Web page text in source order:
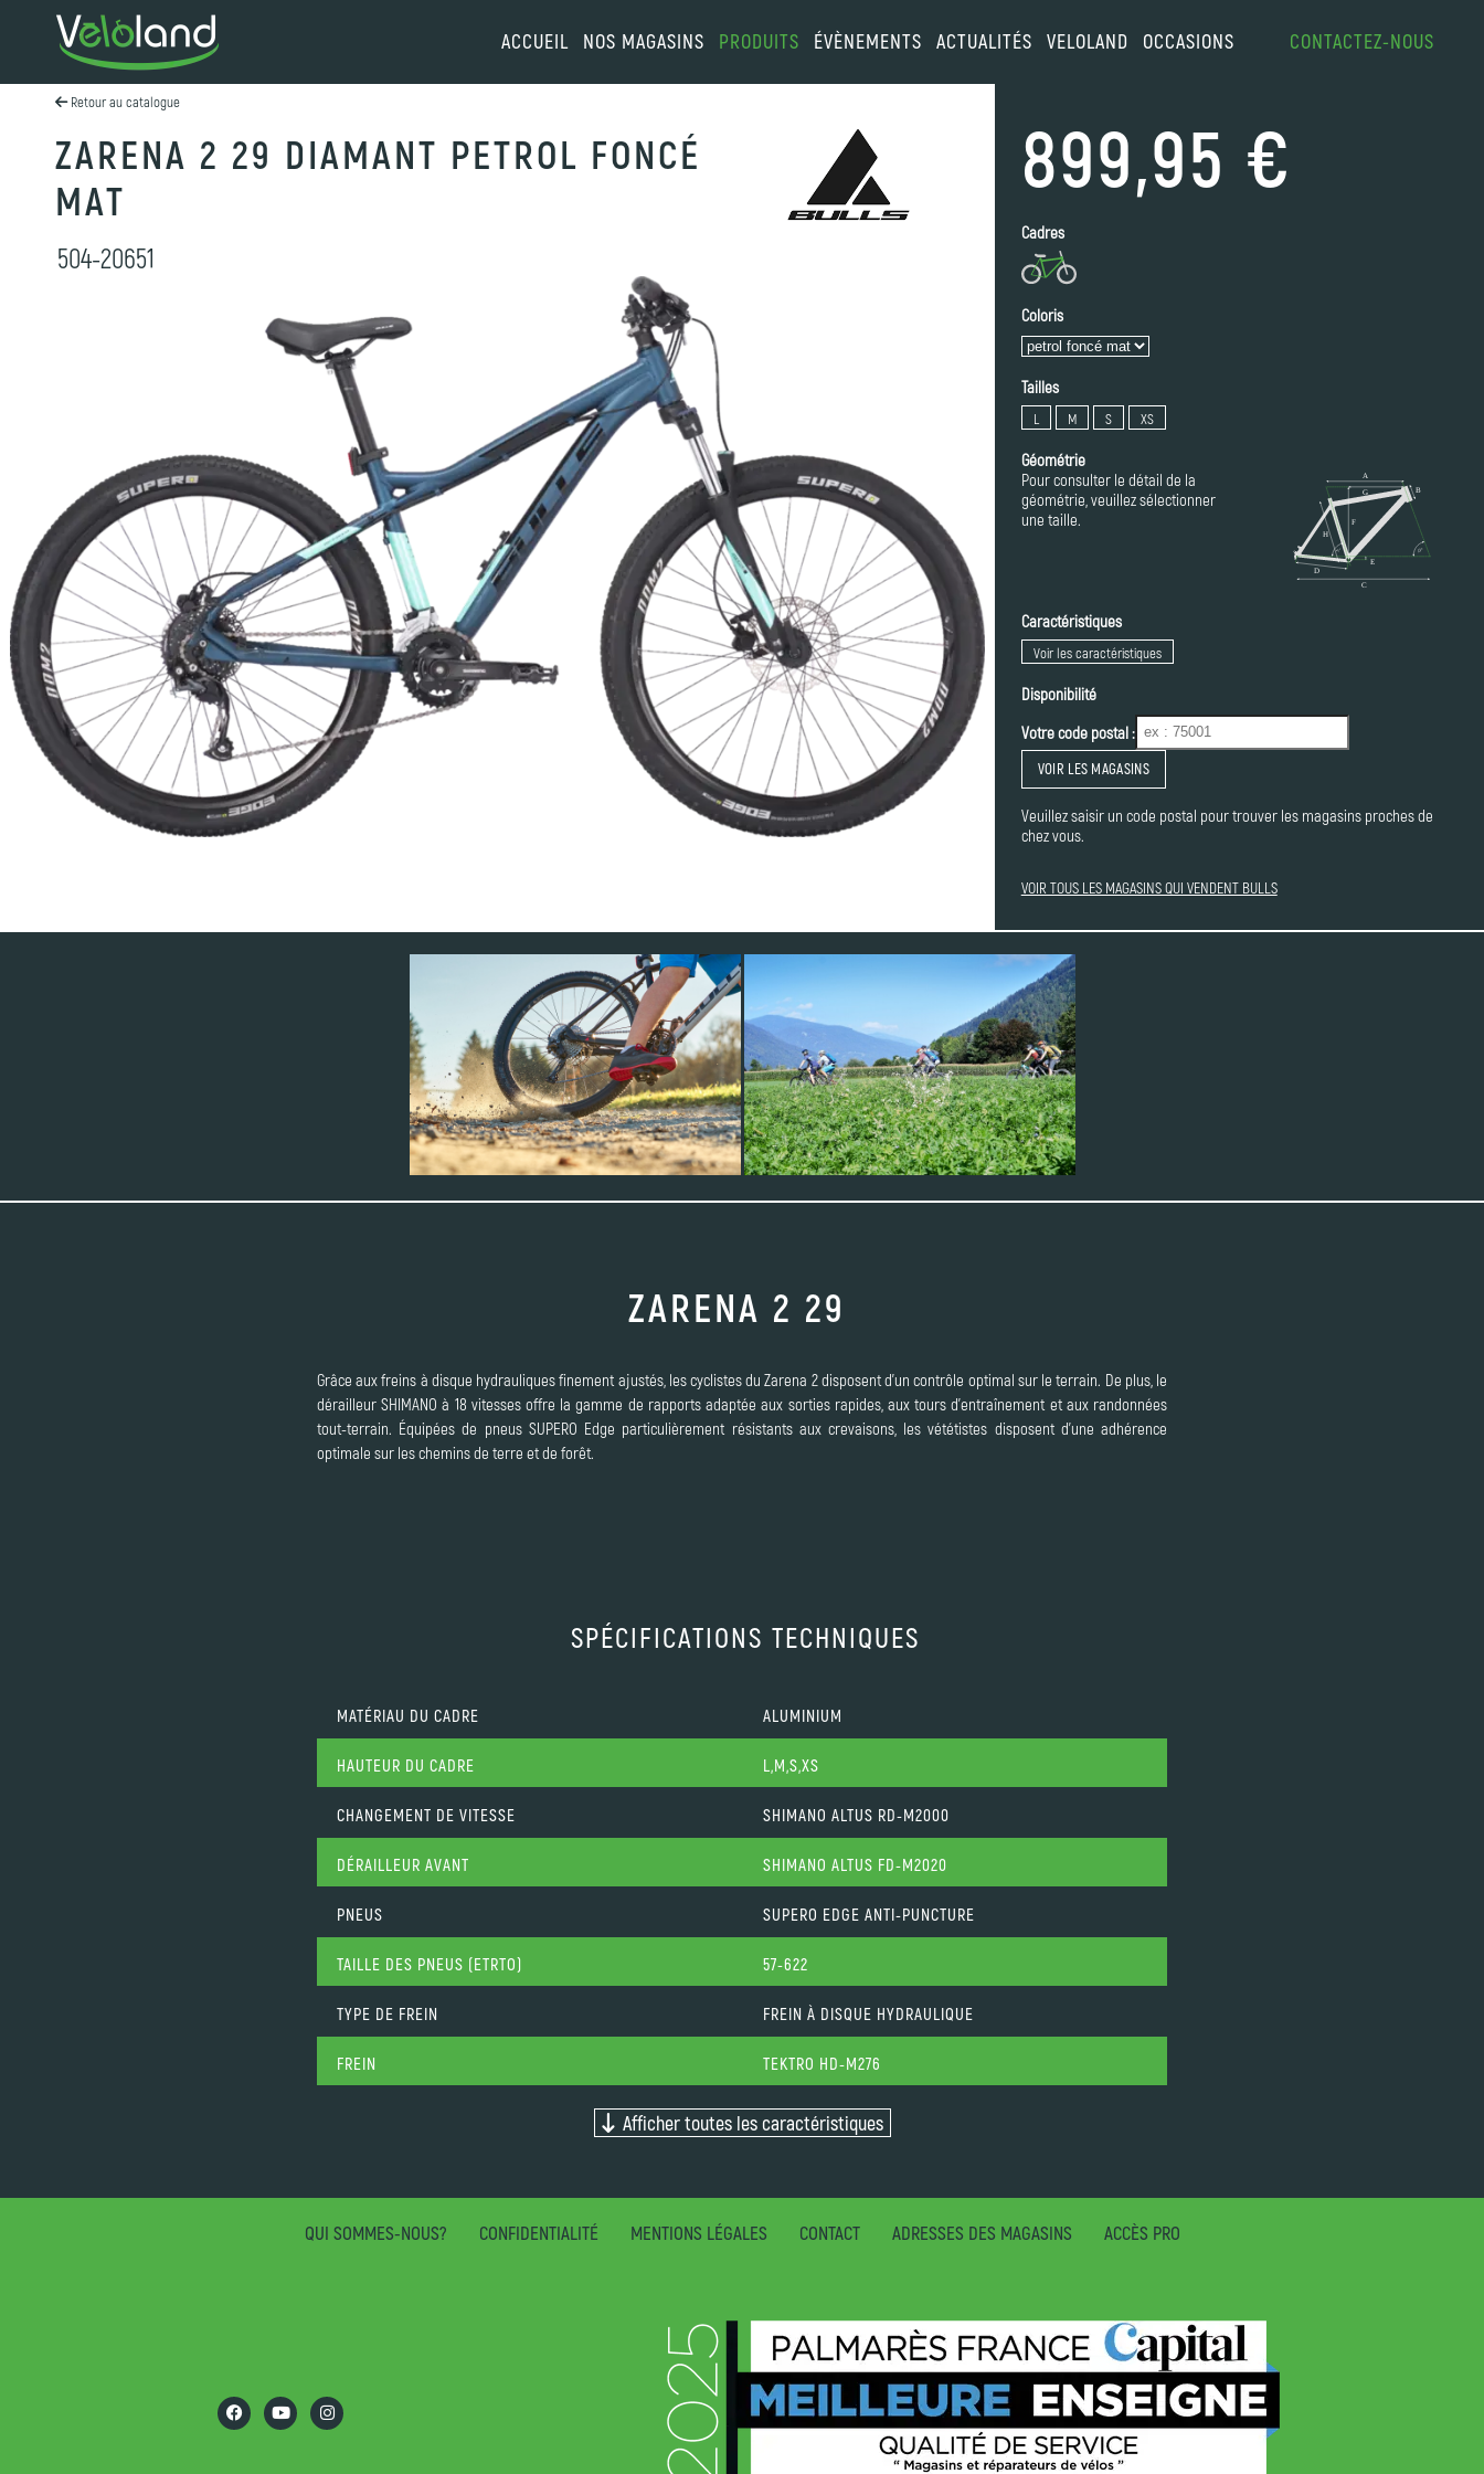
ACCUEIL NOS MAGASINS PRODUITS ÉVÈNEMENTS ACTUALITÉS VELOLAND OCCASIONS CONTACTEZ-NOUS
Retour au catalogue
ZARENA 2 29 DIAMANT PETROL FONCÉ
MAT
504-20651
899,95 €
Cadres
Coloris
Tailles
L M S XS
Géométrie
Pour consulter le détail de la
géométrie, veuillez sélectionner
une taille.
Caractéristiques
Voir les caractéristiques
Disponibilité
Votre code postal :
VOIR LES MAGASINS
Veuillez saisir un code postal pour trouver les magasins proches de
chez vous.
VOIR TOUS LES MAGASINS QUI VENDENT BULLS
ZARENA 2 29
Grâce aux freins à disque hydrauliques finement ajustés, les cyclistes du Zarena 2 disposent d'un contrôle optimal sur le terrain. De plus, le
dérailleur SHIMANO à 18 vitesses offre la gamme de rapports adaptée aux sorties rapides, aux tours d'entraînement et aux randonnées
tout-terrain. Équipées de pneus SUPERO Edge particulièrement résistants aux crevaisons, les vététistes disposent d'une adhérence
optimale sur les chemins de terre et de forêt.
SPÉCIFICATIONS TECHNIQUES
MATÉRIAU DU CADRE ALUMINIUM
HAUTEUR DU CADRE L,M,S,XS
CHANGEMENT DE VITESSE SHIMANO ALTUS RD-M2000
DÉRAILLEUR AVANT SHIMANO ALTUS FD-M2020
PNEUS SUPERO EDGE ANTI-PUNCTURE
TAILLE DES PNEUS (ETRTO) 57-622
TYPE DE FREIN FREIN À DISQUE HYDRAULIQUE
FREIN TEKTRO HD-M276
Afficher toutes les caractéristiques
QUI SOMMES-NOUS? CONFIDENTIALITÉ MENTIONS LÉGALES CONTACT ADRESSES DES MAGASINS ACCÈS PRO